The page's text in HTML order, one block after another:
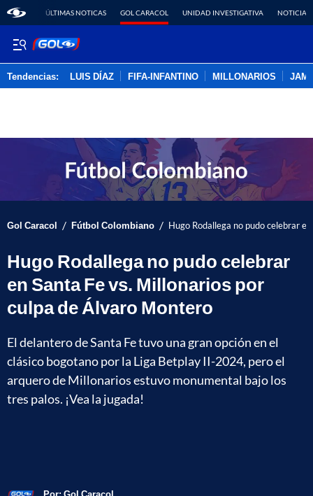
ÚLTIMAS NOTICAS GOL CARACOL UNIDAD INVESTIGATIVA NOTICIAS
Tendencias: LUIS DÍAZ FIFA-INFANTINO MILLONARIOS
Gol Caracol / Fútbol Colombiano / Hugo Rodallega no pudo celebrar
Hugo Rodallega no pudo celebrar
en Santa Fe vs. Millonarios por
culpa de Álvaro Montero
El delantero de Santa Fe tuvo una gran opción en el
clásico bogotano por la Liga Betplay II-2024, pero el
arquero de Millonarios estuvo monumental bajo los
tres palos. ¡Vea la jugada!
Por: Gol Caracol